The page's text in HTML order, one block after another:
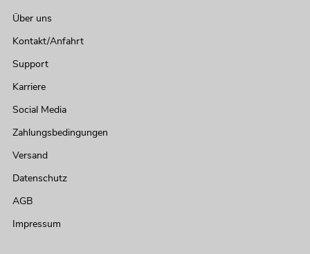
Über uns
Kontakt/Anfahrt
Support
Karriere
Social Media
Zahlungsbedingungen
Versand
Datenschutz
AGB
Impressum